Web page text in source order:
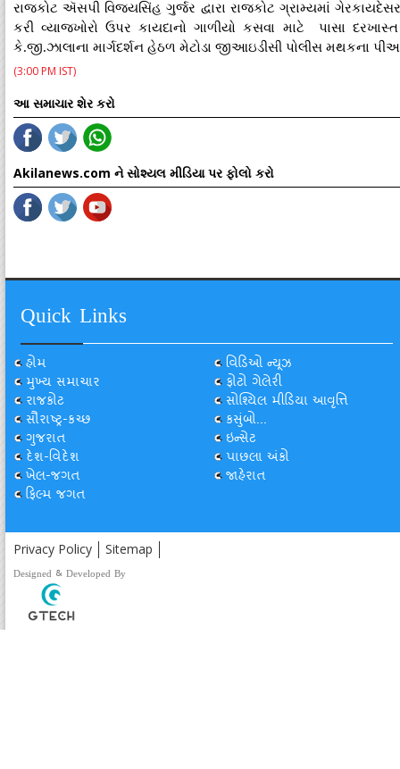
રાજકોટ ઍસપી વિજયસિંહ ગુર્જર દ્વારા રાજકોટ ગ્રામ્યમાં
કરી વ્યાજખોરો ઉપર કાયદાનો ગાળીયો કસવા માટે પાસા
કે.જી.ઝાલાના માર્ગદર્શન હેઠળ મેટોડા જીઆઇડીસી પોલીસ મથકના
(3:00 PM IST)
આ સમાચાર શેર કરો
Akilanews.com ને સોશ્યલ મીડિયા પર ફોલો કરો
Quick Links
હોમ
મુખ્ય સમાચાર
રાજકોટ
સૌરાષ્ટ્ર-કચ્છ
ગુજરાત
દેશ-વિદેશ
ખેલ-જગત
ફિલ્મ જગત
વિડિઓ ન્યૂઝ
ફોટો ગેલેરી
સોશ્યિલ મીડિયા આવૃત્તિ
કસુંબો...
ઇન્સેટ
પાછલા અંકો
જાહેરાત
Privacy Policy Sitemap
Designed & Developed By